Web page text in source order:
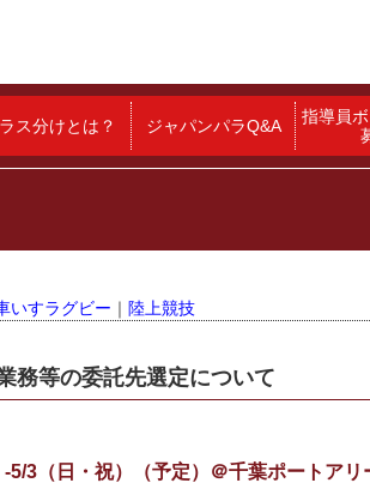
ス分けとは？ ジャパンパラQ&A
指導員
いすラグビー ｜ 陸上競技
務等の委託先選定について
3（日・祝）（予定）＠千葉ポートア